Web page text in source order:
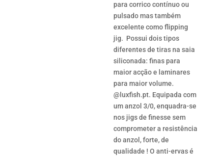
para corrico contínuo ou
pulsado mas também
excelente como flipping
jig. Possui dois tipos
diferentes de tiras na saia
siliconada: finas para
maior acção e laminares
para maior volume.
@luxfish.pt. Equipada com
um anzol 3/0, enquadra-se
nos jigs de finesse sem
comprometer a resistência
do anzol, forte, de
qualidade ! O anti-ervas é